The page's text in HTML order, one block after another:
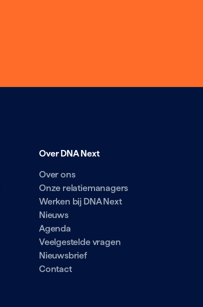
Over DNA Next
Over ons
Onze relatiemanagers
Werken bij DNA Next
Nieuws
Agenda
Veelgestelde vragen
Nieuwsbrief
Contact